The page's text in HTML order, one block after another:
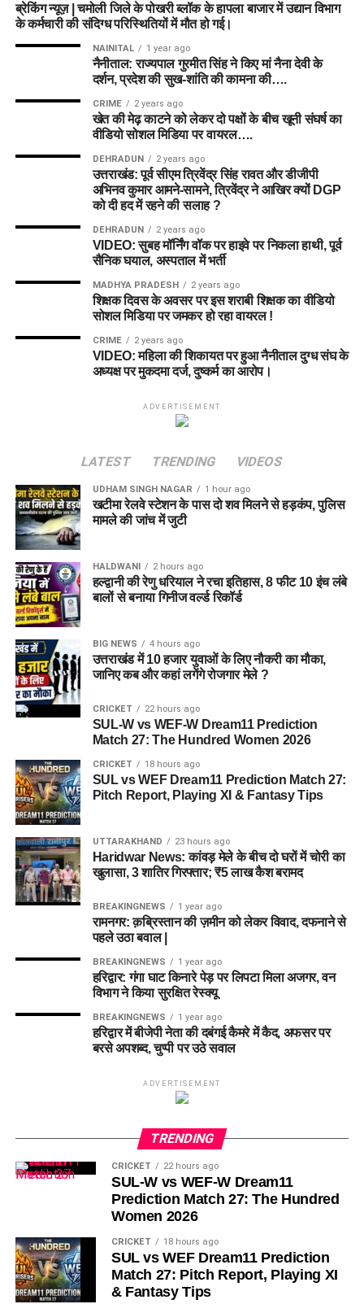
ब्रेकिंग न्यूज़ | चमोली जिले के पोखरी ब्लॉक के हापला बाजार में उद्यान विभाग
के कर्मचारी की संदिग्ध परिस्थितियों में मौत हो गई।
NAINITAL 1 year ago
नैनीताल: राज्यपाल गुरमीत सिंह ने किए मां नैना देवी के
दर्शन, प्रदेश की सुख-शांति की कामना की….
CRIME 2 years ago
खेत की मेढ़ काटने को लेकर दो पक्षों के बीच खूनी संघर्ष का
वीडियो सोशल मिडिया पर वायरल….
DEHRADUN 2 years ago
उत्तराखंड: पूर्व सीएम त्रिवेंद्र सिंह रावत और डीजीपी
अभिनव कुमार आमने-सामने, त्रिवेंद्र ने आखिर क्यों DGP
को दी हद में रहने की सलाह ?
DEHRADUN 2 years ago
VIDEO: सुबह मॉर्निंग वॉक पर हाइवे पर निकला हाथी, पूर्व
सैनिक घयाल, अस्पताल में भर्ती
MADHYA PRADESH 2 years ago
शिक्षक दिवस के अवसर पर इस शराबी शिक्षक का वीडियो
सोशल मिडिया पर जमकर हो रहा वायरल !
CRIME 2 years ago
VIDEO: महिला की शिकायत पर हुआ नैनीताल दुग्ध संघ के
अध्यक्ष पर मुकदमा दर्ज, दुष्कर्म का आरोप।
ADVERTISEMENT
LATEST TRENDING VIDEOS
UDHAM SINGH NAGAR 1 hour ago
खटीमा रेलवे स्टेशन के पास दो शव मिलने से हड़कंप, पुलिस
मामले की जांच में जुटी
HALDWANI 2 hours ago
हल्द्वानी की रेणु धरियाल ने रचा इतिहास, 8 फीट 10 इंच लंबे
बालों से बनाया गिनीज वर्ल्ड रिकॉर्ड
BIG NEWS 4 hours ago
उत्तराखंड में 10 हजार युवाओं के लिए नौकरी का मौका,
जानिए कब और कहां लगेंगे रोजगार मेले ?
CRICKET 22 hours ago
SUL-W vs WEF-W Dream11 Prediction
Match 27: The Hundred Women 2026
CRICKET 18 hours ago
SUL vs WEF Dream11 Prediction Match 27:
Pitch Report, Playing XI & Fantasy Tips
UTTARAKHAND 23 hours ago
Haridwar News: कांवड़ मेले के बीच दो घरों में चोरी का
खुलासा, 3 शातिर गिरफ्तार; ₹5 लाख कैश बरामद
BREAKINGNEWS 1 year ago
रामनगर: क़ब्रिस्तान की ज़मीन को लेकर विवाद, दफनाने से
पहले उठा बवाल |
BREAKINGNEWS 1 year ago
हरिद्वार: गंगा घाट किनारे पेड़ पर लिपटा मिला अजगर, वन
विभाग ने किया सुरक्षित रेस्क्यू
BREAKINGNEWS 1 year ago
हरिद्वार में बीजेपी नेता की दबंगई कैमरे में कैद, अफसर पर
बरसे अपशब्द, चुप्पी पर उठे सवाल
ADVERTISEMENT
TRENDING
CRICKET 22 hours ago
SUL-W vs WEF-W Dream11
Prediction Match 27: The Hundred
Women 2026
CRICKET 18 hours ago
SUL vs WEF Dream11 Prediction
Match 27: Pitch Report, Playing XI
& Fantasy Tips